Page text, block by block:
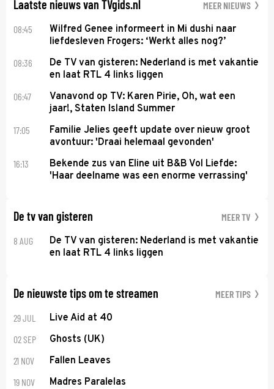
Laatste nieuws van TVgids.nl MEER NIEUWS
08:45
Wilfred Genee informeert in Mi dushi naar
liefdesleven Frogers: ‘Werkt alles nog?’
08:36
De TV van gisteren: Nederland is met vakantie
en laat RTL 4 links liggen
06:47
Vanavond op TV: Karen Pirie, Oh, wat een
jaar!, Staten Island Summer
17:05
Familie Jelies geeft update over nieuw groot
avontuur: 'Draai helemaal gevonden'
16:13
Bekende zus van Eline uit B&B Vol Liefde:
'Haar deelname was een enorme verrassing'
De tv van gisteren MEER TV
8 AUG
De TV van gisteren: Nederland is met vakantie
en laat RTL 4 links liggen
De nieuwste tips om te streamen MEER TIPS
29 JUL Live Aid at 40
02 SEP Ghosts (UK)
21 NOV Fallen Leaves
19 NOV Madres Paralelas